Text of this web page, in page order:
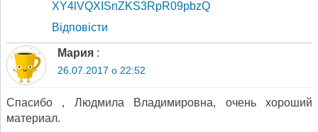
XY4lVQXISnZKS3RpR09pbzQ
Відповіcти
Мария :
26.07.2017 о 22:52
Спасибо , Людмила Владимировна, очень хороший
материал.